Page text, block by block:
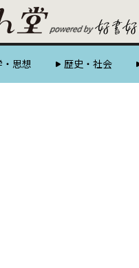
・思想 歴史・社会